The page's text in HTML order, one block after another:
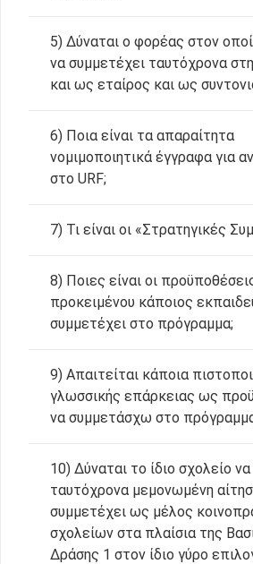
5) Δύναται ο φορέας στον
να συμμετέχει ταυτόχρονα
και ως εταίρος και ως
6) Ποια είναι τα απαραίτητα
νομιμοποιητικά έγγραφα για
στο URF;
7) Τι είναι οι «Στρατηγικές
8) Ποιες είναι οι
προκειμένου κάποιος
συμμετέχει στο πρόγραμμα;
9) Απαιτείται κάποια
γλωσσικής επάρκειας ως
να συμμετάσχω στο
10) Δύναται το ίδιο σχολείο
ταυτόχρονα μεμονωμένη
συμμετέχει ως μέλος
σχολείων στα πλαίσια της
Δράσης 1 στον ίδιο γύρο